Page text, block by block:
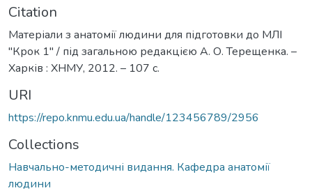
Citation
Матеріали з анатомії людини для підготовки до МЛІ
"Крок 1" / під загальною редакцією А. О. Терещенка. –
Харків : ХНМУ, 2012. – 107 с.
URI
https://repo.knmu.edu.ua/handle/123456789/2956
Collections
Навчально-методичні видання. Кафедра анатомії
людини